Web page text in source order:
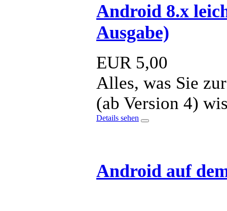
Android 8.x
Ausgabe)
EUR 5,00
Alles, was Sie
(ab Version 4)
Details sehen
Android auf